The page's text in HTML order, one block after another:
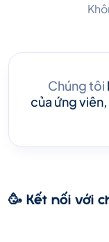
Chúng tôi
của ứng
🥳 Kết nối với